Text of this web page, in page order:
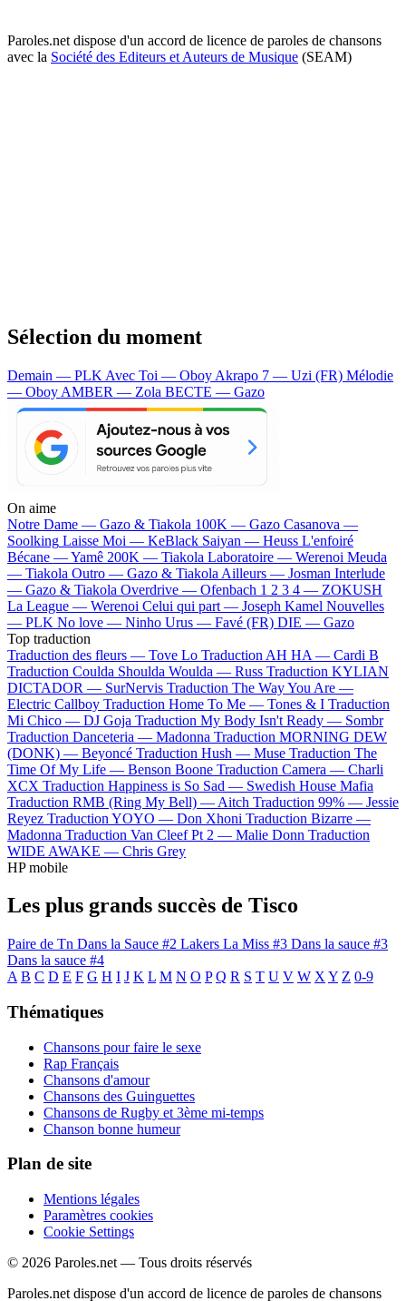
Paroles.net dispose d'un accord de licence de paroles de chansons
avec la Société des Editeurs et Auteurs de Musique (SEAM)
Sélection du moment
Demain — PLK Avec Toi — Oboy Akrapo 7 — Uzi (FR) Mélodie
— Oboy AMBER — Zola BECTE — Gazo
On aime
Notre Dame — Gazo & Tiakola 100K — Gazo Casanova —
Soolking Laisse Moi — KeBlack Saiyan — Heuss L'enfoiré
Bécane —Yamê 200K — Tiakola Laboratoire — Werenoi Meuda
— Tiakola Outro — Gazo & Tiakola Ailleurs — Josman Interlude
— Gazo & Tiakola Overdrive — Ofenbach 1 2 3 4 — ZOKUSH
La League — Werenoi Celui qui part — Joseph Kamel Nouvelles
— PLK No love — Ninho Urus — Favé (FR) DIE — Gazo
Top traduction
Traduction des fleurs — Tove Lo Traduction AH HA — Cardi B
Traduction Coulda Shoulda Woulda — Russ Traduction KYLIAN
DICTADOR — SurNervis Traduction The Way You Are —
Electric Callboy Traduction Home To Me — Tones & I Traduction
Mi Chico — DJ Goja Traduction My Body Isn't Ready — Sombr
Traduction Danceteria — Madonna Traduction MORNING DEW
(DONK) — Beyoncé Traduction Hush — Muse Traduction The
Time Of My Life — Benson Boone Traduction Camera — Charli
XCX Traduction Happiness is So Sad — Swedish House Mafia
Traduction RMB (Ring My Bell) — Aitch Traduction 99% — Jessie
Reyez Traduction YOYO — Don Xhoni Traduction Bizarre —
Madonna Traduction Van Cleef Pt 2 — Malie Donn Traduction
WIDE AWAKE — Chris Grey
HP mobile
Les plus grands succès de Tisco
Paire de Tn Dans la Sauce #2 Lakers La Miss #3 Dans la sauce #3
Dans la sauce #4
A B C D E F G H I J K L M N O P Q R S T U V W X Y Z 0-9
Thématiques
Chansons pour faire le sexe
Rap Français
Chansons d'amour
Chansons des Guinguettes
Chansons de Rugby et 3ème mi-temps
Chanson bonne humeur
Plan de site
Mentions légales
Paramètres cookies
Cookie Settings
© 2026 Paroles.net — Tous droits réservés
Paroles.net dispose d'un accord de licence de paroles de chansons